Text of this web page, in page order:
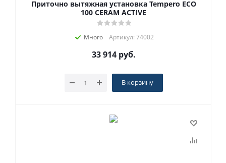
Приточно вытяжная установка Tempero ECO
100 CERAM ACTIVE
Много Артикул: 74002
33 914руб.
В корзину